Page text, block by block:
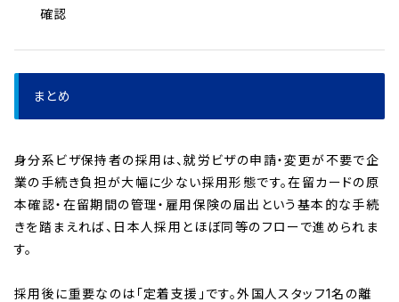
確認
まとめ
身分系ビザ保持者の採用は、就労ビザの申請・変更が不要で企
業の手続き負担が大幅に少ない採用形態です。在留カードの原
本確認・在留期間の管理・雇用保険の届出という基本的な手続
きを踏まえれば、日本人採用とほぼ同等のフローで進められま
す。
採用後に重要なのは「定着支援」です。外国人スタッフ1名の離